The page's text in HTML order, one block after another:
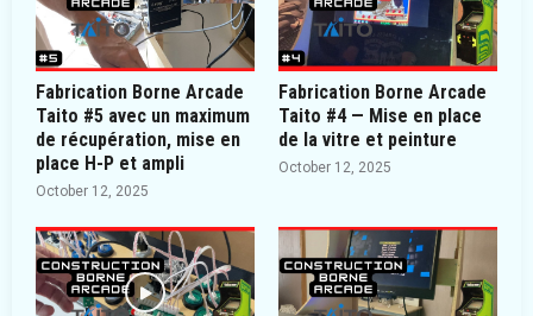
Fabrication Borne Arcade
Taito #5 avec un maximum
de récupération, mise en
place H-P et ampli
October 12, 2025
Fabrication Borne Arcade
Taito #4 — Mise en place
de la vitre et peinture
October 12, 2025